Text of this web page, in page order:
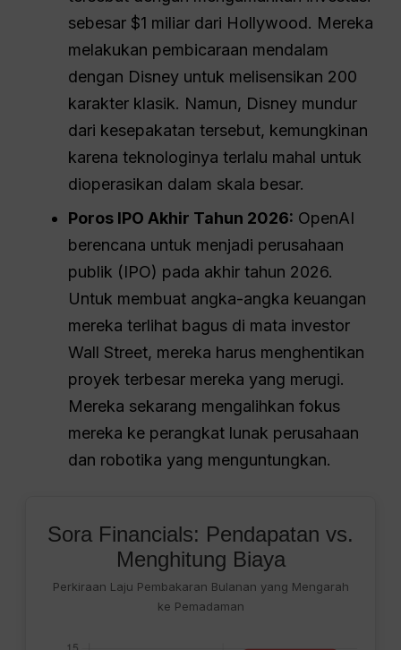
sebesar $1 miliar dari Hollywood. Mereka
melakukan pembicaraan mendalam
dengan Disney untuk melisensikan 200
karakter klasik. Namun, Disney mundur
dari kesepakatan tersebut, kemungkinan
karena teknologinya terlalu mahal untuk
dioperasikan dalam skala besar.
Poros IPO Akhir Tahun 2026: OpenAI
berencana untuk menjadi perusahaan
publik (IPO) pada akhir tahun 2026.
Untuk membuat angka-angka keuangan
mereka terlihat bagus di mata investor
Wall Street, mereka harus menghentikan
proyek terbesar mereka yang merugi.
Mereka sekarang mengalihkan fokus
mereka ke perangkat lunak perusahaan
dan robotika yang menguntungkan.
Sora Financials: Pendapatan vs.
Menghitung Biaya
Perkiraan Laju Pembakaran Bulanan yang Mengarah
ke Pemadaman